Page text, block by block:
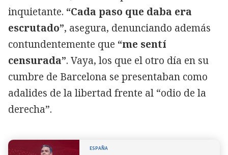
inquietante. “Cada paso que daba era
escrutado”, asegura, denunciando además
contundentemente que “me sentí
censurada”. Vaya, los que el otro día en su
cumbre de Barcelona se presentaban como
adalides de la libertad frente al “odio de la
derecha”.
ESPAÑA